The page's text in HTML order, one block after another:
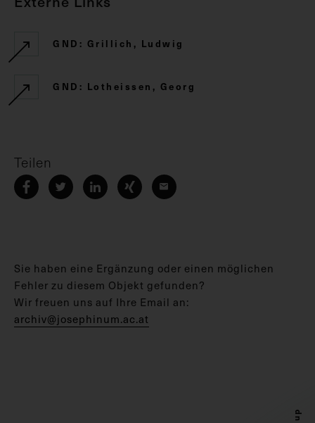
GND: Grillich, Ludwig
GND: Lotheissen, Georg
Teilen
Sie haben eine Ergänzung oder einen möglichen
Fehler zu diesem Objekt gefunden?
Wir freuen uns auf Ihre Email an:
archiv@josephinum.ac.at